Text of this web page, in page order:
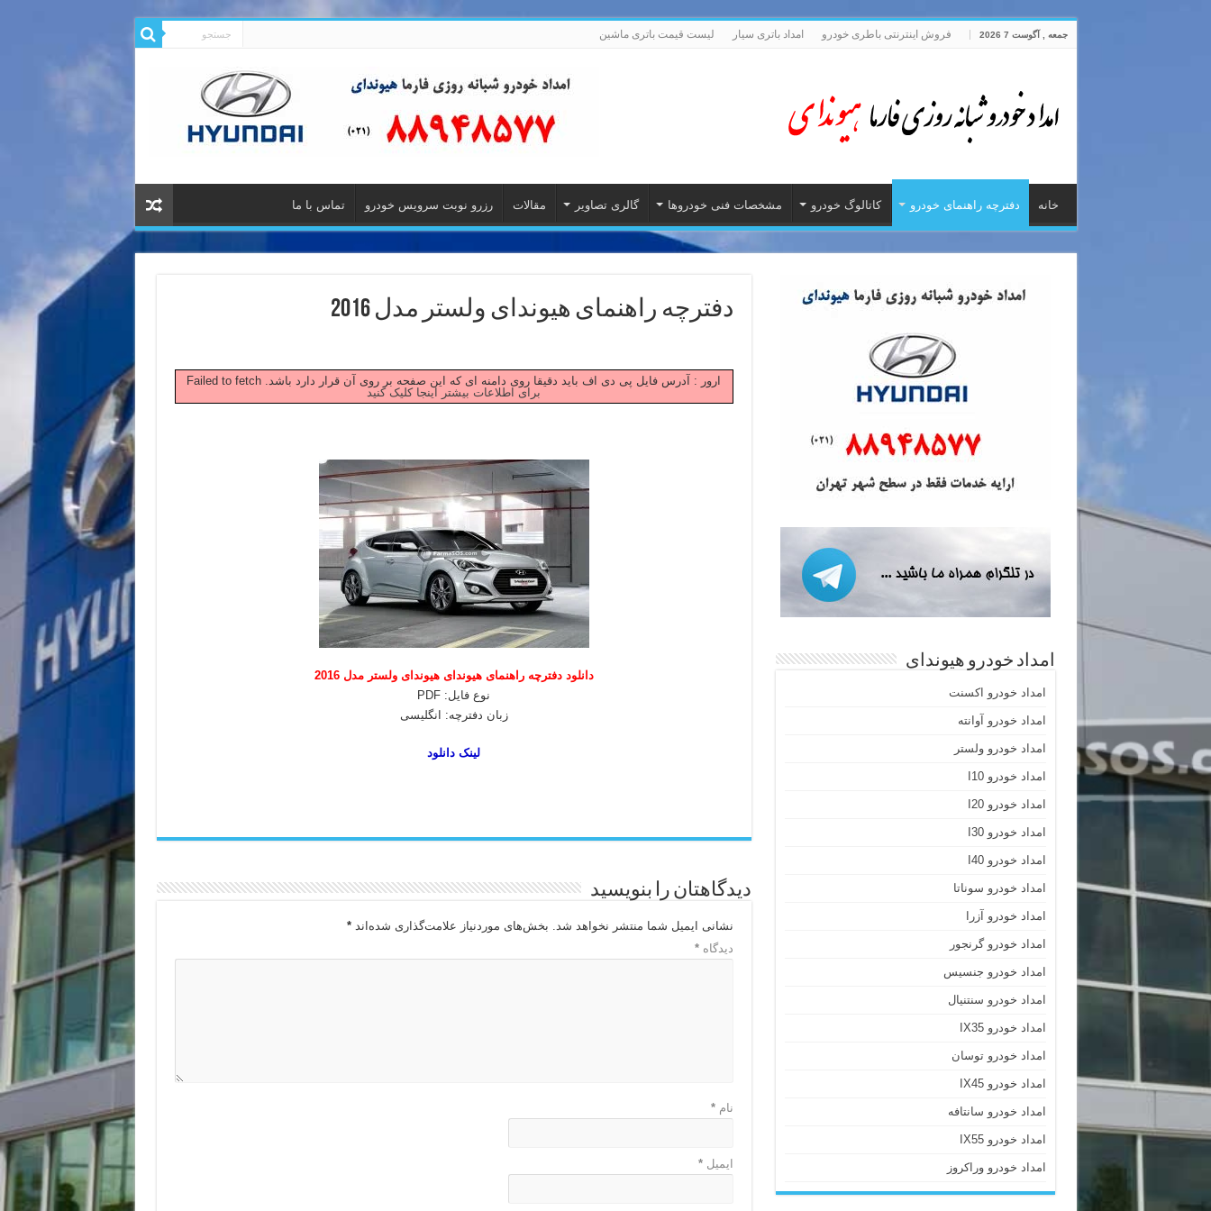
جمعه , آگوست 7 2026 فروش اینترنتی باطری خودرو امداد باتری سیار لیست قیمت باتری ماشین
خانه دفترچه راهنمای خودرو کاتالوگ خودرو مشخصات فنی خودروها گالری تصاویر مقالات رزرو نوبت سرویس خودرو تماس با ما
دفترچه راهنمای هیوندای ولستر مدل 2016
Failed to fetch ارور : آدرس فایل پی دی اف باید دقیقا روی دامنه ای که این صفحه بر روی آن قرار دارد باشد.
برای اطلاعات بیشتر اینجا کلیک کنید
دانلود دفترچه راهنمای هیوندای هیوندای ولستر مدل 2016
نوع فایل: PDF
زبان دفترچه: انگلیسی
لینک دانلود
دیدگاهتان را بنویسید
نشانی ایمیل شما منتشر نخواهد شد. بخش‌های موردنیاز علامت‌گذاری شده‌اند*
دیدگاه*
نام*
ایمیل*
امداد خودرو هیوندای
امداد خودرو اکسنت
امداد خودرو آوانته
امداد خودرو ولستر
امداد خودرو I10
امداد خودرو I20
امداد خودرو I30
امداد خودرو I40
امداد خودرو سوناتا
امداد خودرو آزرا
امداد خودرو گرنجور
امداد خودرو جنسیس
امداد خودرو سنتنیال
امداد خودرو IX35
امداد خودرو توسان
امداد خودرو IX45
امداد خودرو سانتافه
امداد خودرو IX55
امداد خودرو وراکروز